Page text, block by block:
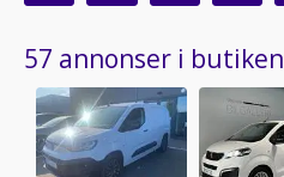
57 annonser i butiken